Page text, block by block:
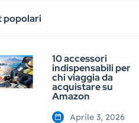
popolari
10 accessori
indispensabili per
chi viaggia da
acquistare su
Amazon
Aprile 3, 2026